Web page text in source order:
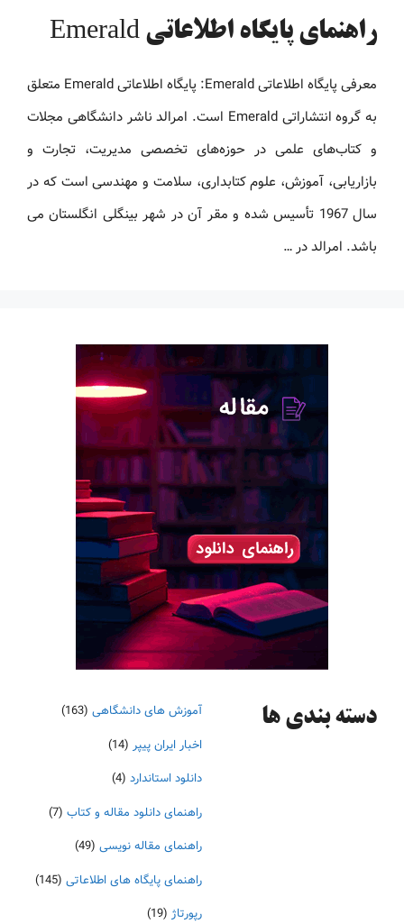
راهنمای پایگاه اطلاعاتی Emerald
معرفی پایگاه اطلاعاتی Emerald: پایگاه اطلاعاتی Emerald متعلق
به گروه انتشاراتی Emerald است. امرالد ناشر دانشگاهی مجلات
و کتاب‌های علمی در حوزه‌های تخصصی مدیریت، تجارت و
بازاریابی، آموزش، علوم کتابداری، سلامت و مهندسی است که در
سال 1967 تأسیس شده و مقر آن در شهر بینگلی انگلستان می
باشد. امرالد در …
دسته‌ بندی ها آموزش های دانشگاهی (163)
اخبار ایران پیپر (14)
دانلود استاندارد (4)
راهنمای دانلود مقاله و کتاب (7)
راهنمای مقاله نویسی (49)
راهنمای پایگاه های اطلاعاتی (145)
رپورتاژ (19)